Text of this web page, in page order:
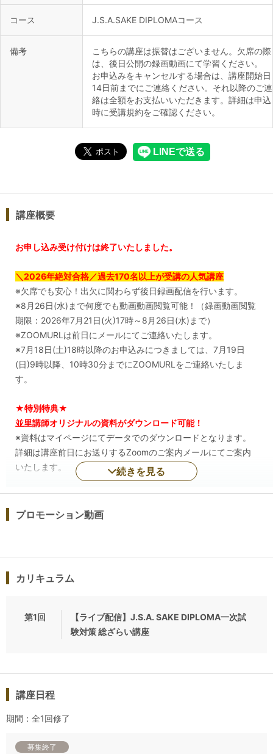
コース J.S.A.SAKE DIPLOMAコース
備考
こちらの講座は振替はございません。欠席の際
は、後日公開の録画動画にて学習ください。
お申込みをキャンセルする場合は、講座開始日
14日前までにご連絡ください。それ以降のご連
絡は全額をお支払いいただきます。詳細は申込
時に受講規約をご確認ください。
講座概要
お申し込み受け付けは終了いたしました。
＼2026年絶対合格／過去170名以上が受講の人気講座
※欠席でも安心！出欠に関わらず後日録画配信を行います。
※8月26日(水)まで何度でも動画動画閲覧可能！（録画動画閲覧
期限：2026年7月21日(火)17時～8月26日(水)まで）
※ZOOMURLは前日にメールにてご連絡いたします。
※7月18日(土)18時以降のお申込みにつきましては、7月19日
(日)9時以降、10時30分までにZOOMURLをご連絡いたしま
す。
★特別特典★
並里講師オリジナルの資料がダウンロード可能！
※資料はマイページにてデータでのダウンロードとなります。
詳細は講座前日にお送りするZoomのご案内メールにてご案内
いたします。
J.S.A.SAKE DIPLOMA呼称資格の一次試験に特化した直前対策
1日講座を開催します。
明確にし、臨戦態勢を整えるのがこの「直前対策1日講座」で
す。
環境で受講されるのも良いでしょう。
最後の最後まであきらめることなく、資格を勝ち取りましょ
※「日本ソムリエ協会SAKE DIPLOMA教本」をお手元にご用意
の上、ご視聴ください。本講座では、テイスティングは行いま
せん（途中休憩あり）。
続きを見る
プロモーション動画
カリキュラム
第1回
【ライブ配信】J.S.A. SAKE DIPLOMA一次試
験対策 総ざらい講座
講座日程
期間：全1回修了
募集終了